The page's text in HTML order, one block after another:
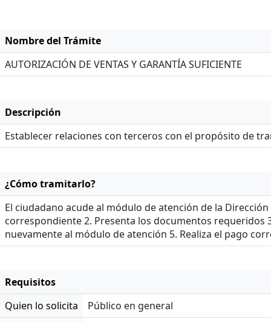
Nombre del Trámite
AUTORIZACIÓN DE VENTAS Y GARANTÍA SUFICIENTE
Descripción
Establecer relaciones con terceros con el propósito de
¿Cómo tramitarlo?
El ciudadano acude al módulo de atención de la
correspondiente 2. Presenta los documentos requeridos
nuevamente al módulo de atención 5. Realiza el pago
Requisitos
Quien lo solicita
Público en general